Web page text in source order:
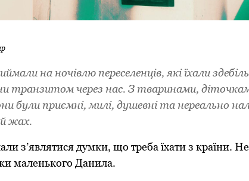
на ночівлю переселенців, які їхали
транзитом через нас. З тваринами,
були приємні, милі, душевні та нереально
жах.
з’являтися думки, що треба їхати з країни.
маленького Данила.